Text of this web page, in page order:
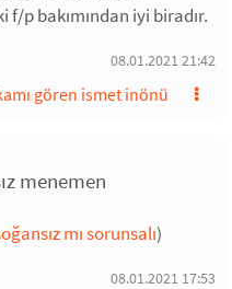
f/p bakımından iyi biradır.
08.01.2021 21:42
gören ismet inönü
menemen
mı sorunsalı)
08.01.2021 17:53